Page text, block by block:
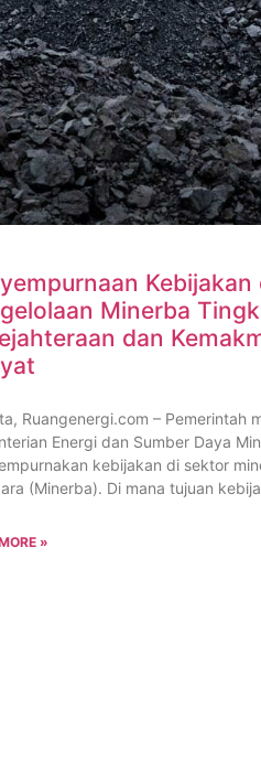
Kebijakan
Minerba
dan
Ruangenergi.com – Pemerintah
Energi dan Sumber Daya
kebijakan di sektor
(Minerba). Di mana tujuan
»